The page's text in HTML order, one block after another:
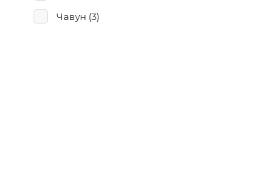
Чавун (3)